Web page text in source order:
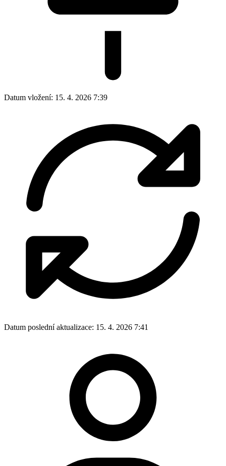
Datum vložení: 15. 4. 2026 7:39
Datum poslední aktualizace: 15. 4. 2026 7:41